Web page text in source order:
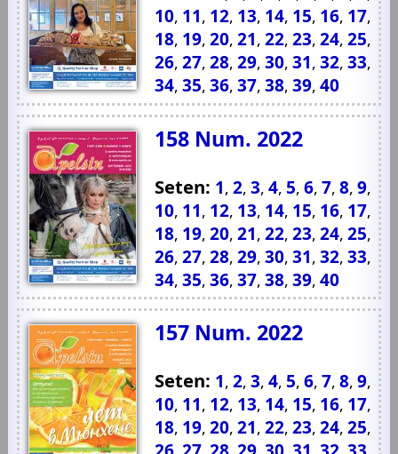
10, 11, 12, 13, 14, 15, 16, 17,
18, 19,20,21,22,23,24,25,
26,27,28,29,30,31,32,33,
34,35,36,37,38,39,40
158 Num. 2022
Seten: 1,2,3,4, 5,6,7,8,9,
10, 11, 12, 13, 14, 15, 16, 17,
18, 19,20,21,22,23,24,25,
26,27,28,29,30,31,32,33,
34,35,36,37,38,39,40
157 Num. 2022
Seten: 1,2,3,4, 5,6,7,8,9,
10, 11, 12, 13, 14, 15, 16, 17,
18, 19,20,21,22,23,24,25,